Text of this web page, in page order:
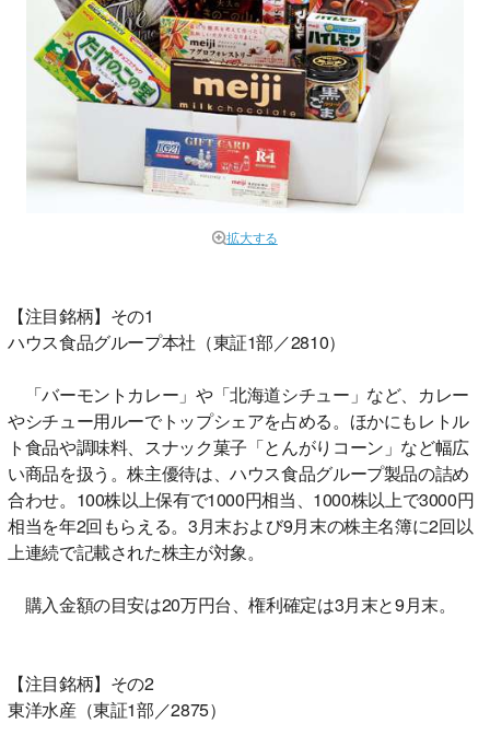
拡大する
【注目銘柄】その1
ハウス食品グループ本社（東証1部／2810）
「バーモントカレー」や「北海道シチュー」など、カレー
やシチュー用ルーでトップシェアを占める。ほかにもレトル
ト食品や調味料、スナック菓子「とんがりコーン」など幅広
い商品を扱う。株主優待は、ハウス食品グループ製品の詰め
合わせ。100株以上保有で1000円相当、1000株以上で3000円
相当を年2回もらえる。3月末および9月末の株主名簿に2回以
上連続で記載された株主が対象。
購入金額の目安は20万円台、権利確定は3月末と9月末。
【注目銘柄】その2
東洋水産（東証1部／2875）